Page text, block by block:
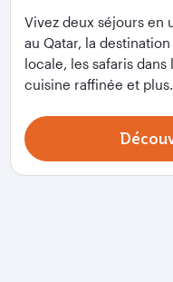
Vivez deux séjours en
au Qatar, la
locale, les safaris
cuisine raffinée et plus.